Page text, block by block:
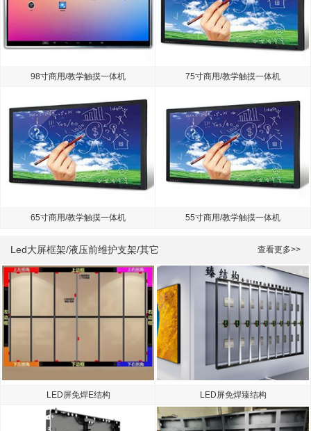
98寸商用/教学触摸一体机 75寸商用/教学触摸一体机
65寸商用/教学触摸一体机 55寸商用/教学触摸一体机
Led大屏框架/液压前维护支架/其它 查看更多>>
LED屏免焊E结构 LED屏免焊臻结构